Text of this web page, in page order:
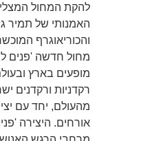
להקת המחול
האמנותי של תמיר
והכוריאוגרף
מחול חדשה 'פנים
רקדניות ורקדנים
מהעולם, יחד עם
אורחים. היצירה